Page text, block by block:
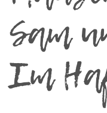
Sam
Im